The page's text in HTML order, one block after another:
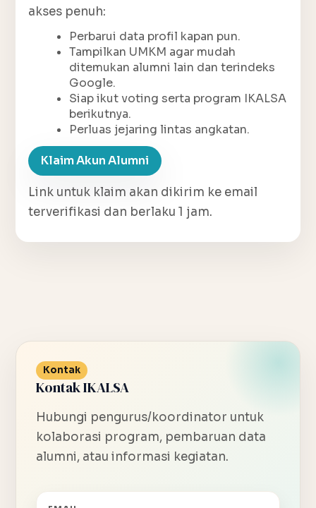
akses penuh:
Perbarui data profil kapan pun.
Tampilkan UMKM agar mudah
ditemukan alumni lain dan terindeks
Google.
Siap ikut voting serta program IKALSA
berikutnya.
Perluas jejaring lintas angkatan.
Klaim Akun Alumni
Link untuk klaim akan dikirim ke email
terverifikasi dan berlaku 1 jam.
Kontak
Kontak IKALSA
Hubungi pengurus/koordinator untuk
kolaborasi program, pembaruan data
alumni, atau informasi kegiatan.